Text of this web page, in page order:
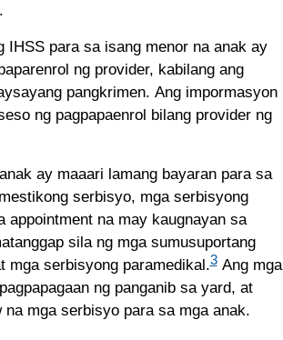
IHSS para sa isang menor na anak ay
ng provider, kabilang ang
pangkrimen. Ang impormasyon
ng pagpapaenrol bilang provider ng
ay maaari lamang bayaran para sa
serbisyo, mga serbisyong
appointment na may kaugnayan sa
sila ng mga sumusuportang
mga serbisyong paramedikal.3Ang mga
ng panganib sa yard, at
mga serbisyo para sa mga anak.